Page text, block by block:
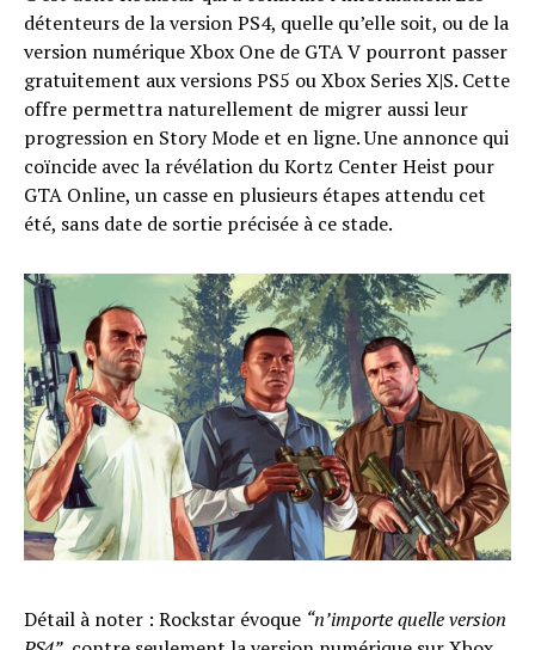
détenteurs de la version PS4, quelle qu’elle soit, ou de la
version numérique Xbox One de GTA V pourront passer
gratuitement aux versions PS5 ou Xbox Series X|S. Cette
offre permettra naturellement de migrer aussi leur
progression en Story Mode et en ligne. Une annonce qui
coïncide avec la révélation du Kortz Center Heist pour
GTA Online, un casse en plusieurs étapes attendu cet
été, sans date de sortie précisée à ce stade.
Détail à noter : Rockstar évoque “n’importe quelle version